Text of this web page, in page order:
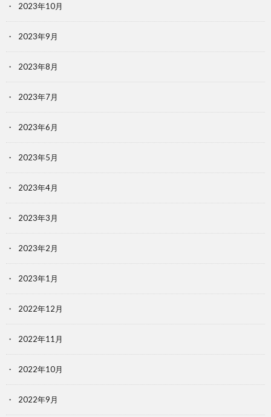
2023年10月
2023年9月
2023年8月
2023年7月
2023年6月
2023年5月
2023年4月
2023年3月
2023年2月
2023年1月
2022年12月
2022年11月
2022年10月
2022年9月